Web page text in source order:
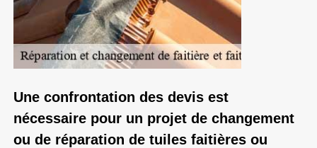
Une confrontation des devis est
nécessaire pour un projet de changement
ou de réparation de tuiles faitières ou